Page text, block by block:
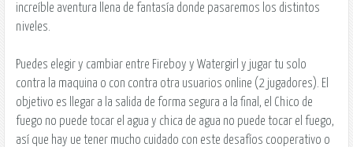
increíble aventura llena de fantasía donde pasaremos los distintos
niveles.
Puedes elegir y cambiar entre Fireboy y Watergirl y jugar tu solo
contra la maquina o con contra otra usuarios online (2 jugadores). El
objetivo es llegar a la salida de forma segura a la final, el Chico de
fuego no puede tocar el agua y chica de agua no puede tocar el fuego,
así que hay ue tener mucho cuidado con este desafíos cooperativo o